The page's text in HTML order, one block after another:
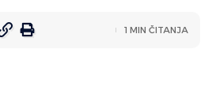
1 MIN ČITANJA